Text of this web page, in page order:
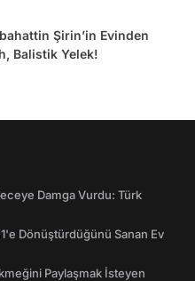
Şirin’in Evinden
Balistik Yelek!
Damga Vurdu: Türk
Dönüştürdüğünü Sanan Ev
Paylaşmak İsteyen